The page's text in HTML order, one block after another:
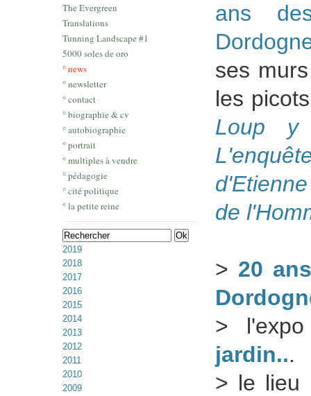
The Evergreen
Translations
Tunning Landscape #1
5000 soles de oro
° news
° newsletter
° contact
° biographie & cv
° autobiographie
° portrait
° multiples à vendre
° pédagogie
° cité politique
° la petite reine
2019
2018
2017
2016
2015
2014
2013
2012
2011
2010
2009
ans
ses
les
Loup
d'Etienne
de
> 20
>
jardin...
> le